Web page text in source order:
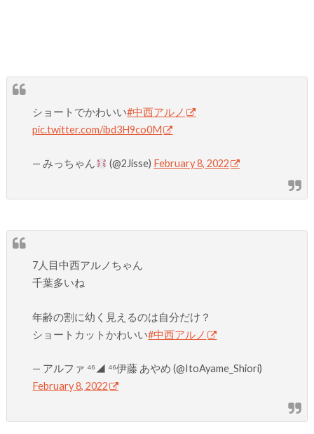
ショートでかわいい#中西アルノ
pic.twitter.com/ibd3H9co0M
— みっちゃん (@2Jisse) February 8, 2022
7人目中西アルノちゃん
千葉多いね
年齢の割に幼く見えるのは自分だけ？
ショートカットかわいい#中西アルノ
— アルファ ⁴⁶◢ ⁴⁶伊藤 あやめ (@ItoAyame_Shiori)
February 8, 2022